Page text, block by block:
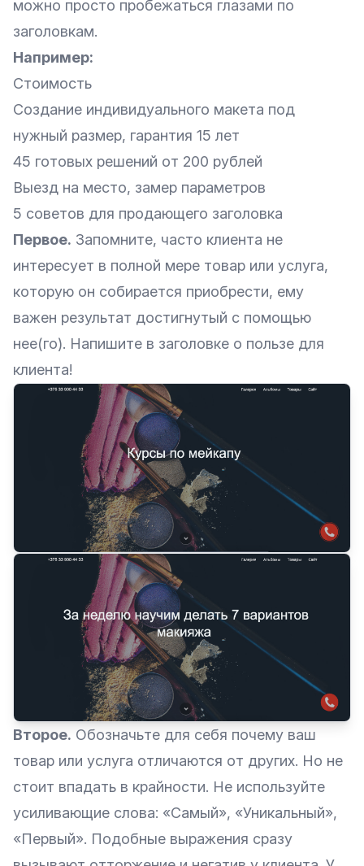
можно просто пробежаться глазами по
заголовкам.
Например:
Стоимость
Создание индивидуального макета под
нужный размер, гарантия 15 лет
45 готовых решений от 200 рублей
Выезд на место, замер параметров
5 советов для продающего заголовка
Первое. Запомните, часто клиента не
интересует в полной мере товар или услуга,
которую он собирается приобрести, ему
важен результат достигнутый с помощью
нее(го). Напишите в заголовке о пользе для
клиента!
Второе. Обозначьте для себя почему ваш
товар или услуга отличаются от других. Но не
стоит впадать в крайности. Не используйте
усиливающие слова: «Самый», «Уникальный»,
«Первый». Подобные выражения сразу